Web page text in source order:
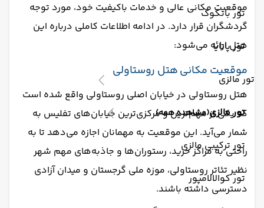
تور بانکوک
تور پاتایا
تور مالزی
تور مالزی(مشاهده همه)
تور ترکیبی مالزی
تور کوالالامپور
موقعیت مکانی عالی و خدمات باکیفیت خود، مورد توجه
گردشگران قرار دارد. در ادامه اطلاعات کاملی درباره این
هتل ارائه می‌شود:
موقعیت مکانی هتل روستاولی
هتل روستاولی در خیابان اصلی روستاولی واقع شده است
که یکی از مهم‌ترین و مرکزی‌ترین خیابان‌های تفلیس به
شمار می‌آید. این موقعیت به مهمانان اجازه می‌دهد تا به
راحتی به مراکز خرید، رستوران‌ها و جاذبه‌های مهم شهر
نظیر تئاتر روستاولی، موزه ملی گرجستان و میدان آزادی
دسترسی داشته باشند.